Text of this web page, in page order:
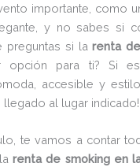
importante, como
y no sabes si
preguntas si larenta
para ti? Si
accesible y
llegado al lugar indicado!
te vamos a contar
larenta de smoking en